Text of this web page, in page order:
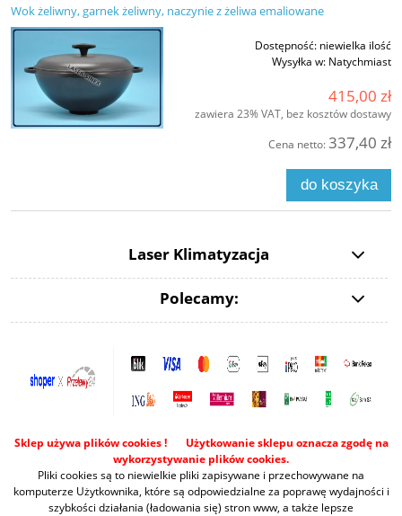
Wok żeliwny, garnek żeliwny, naczynie z żeliwa emaliowane
Dostępność: niewielka ilość
Wysyłka w: Natychmiast
415,00 zł
zawiera 23% VAT, bez kosztów dostawy
Cena netto:337,40 zł
do koszyka
Laser Klimatyzacja
Polecamy:
Sklep używa plików cookies ! Użytkowanie sklepu oznacza zgodę na
wykorzystywanie plików cookies.
Pliki cookies są to niewielkie pliki zapisywane i przechowywane na
komputerze Użytkownika, które są odpowiedzialne za poprawę wydajności i
szybkości działania (ładowania się) stron www, a także lepsze